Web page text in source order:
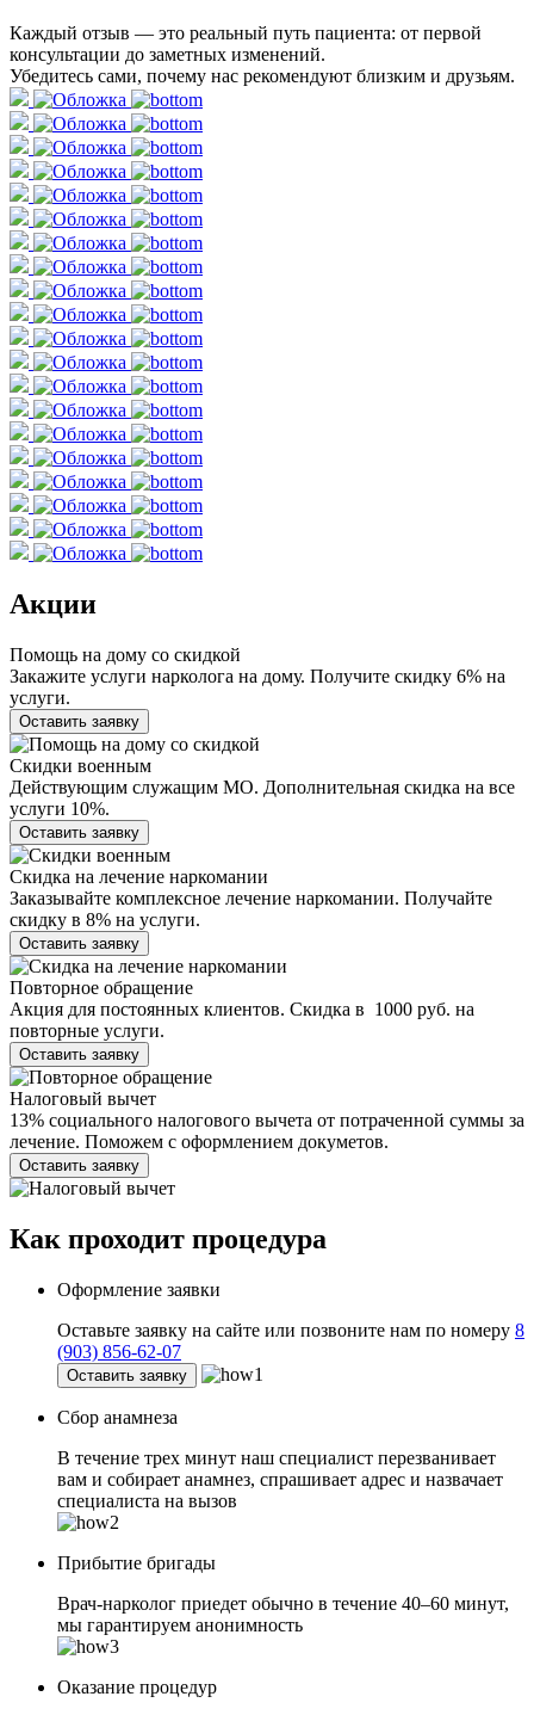
Каждый отзыв — это реальный путь пациента: от первой
консультации до заметных изменений.
Убедитесь сами, почему нас рекомендуют близким и друзьям.
Акции
Помощь на дому со скидкой
Закажите услуги нарколога на дому. Получите скидку 6% на
услуги.
Оставить заявку
Скидки военным
Действующим служащим МО. Дополнительная скидка на все
услуги 10%.
Оставить заявку
Скидка на лечение наркомании
Заказывайте комплексное лечение наркомании. Получайте
скидку в 8% на услуги.
Оставить заявку
Повторное обращение
Акция для постоянных клиентов. Скидка в 1000 руб. на
повторные услуги.
Оставить заявку
Налоговый вычет
13% социального налогового вычета от потраченной суммы за
лечение. Поможем с оформлением докуметов.
Оставить заявку
Как проходит процедура
Оформление заявки
Оставьте заявку на сайте или позвоните нам по номеру 8
(903) 856-62-07
Оставить заявку
Сбор анамнеза
В течение трех минут наш специалист перезванивает
вам и собирает анамнез, спрашивает адрес и назвачает
специалиста на вызов
Прибытие бригады
Врач-нарколог приедет обычно в течение 40–60 минут,
мы гарантируем анонимность
Оказание процедур